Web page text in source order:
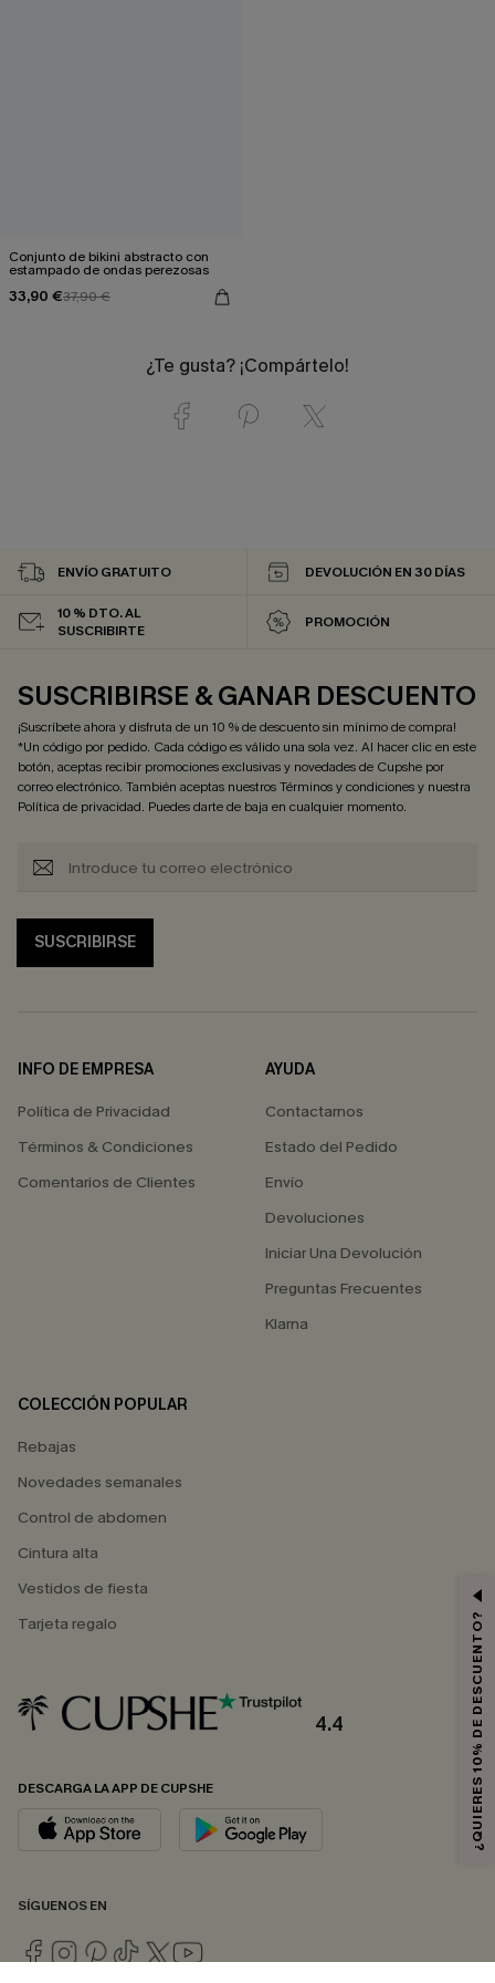
Conjunto de bikini abstracto con
estampado de ondas perezosas
33,90 €37,90 €
¿Te gusta? ¡Compártelo!
ENVÍO GRATUITO DEVOLUCIÓN EN 30 DÍAS
10 % DTO. AL
SUSCRIBIRTE
PROMOCIÓN
SUSCRIBIRSE & GANAR DESCUENTO
¡Suscríbete ahora y disfruta de un 10 % de descuento sin mínimo de compra!
*Un código por pedido. Cada código es válido una sola vez. Al hacer clic en este
botón, aceptas recibir promociones exclusivas y novedades de Cupshe por
correo electrónico. También aceptas nuestrosTérminos y condicionesy nuestra
Política de privacidad. Puedes darte de baja en cualquier momento.
SUSCRIBIRSE
INFO DE EMPRESA
Política de Privacidad
Términos & Condiciones
Comentarios de Clientes
AYUDA
Contactarnos
Estado del Pedido
Envío
Devoluciones
Iniciar Una Devolución
Preguntas Frecuentes
Klarna
COLECCIÓN POPULAR
Rebajas
Novedades semanales
Control de abdomen
Cintura alta
Vestidos de fiesta
Tarjeta regalo
4.4
DESCARGA LA APP DE CUPSHE
SÍGUENOS EN
¿QUIERES 10% DE DESCUENTO?